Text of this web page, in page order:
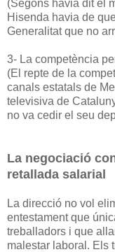
(Segons havia dit el
Hisenda havia de
Generalitat que no
3- La competència
(El repte de la
canals estatals de
televisiva de
no va cedir el seu
La negociació
retallada salarial
La direcció no vol
entestament que
treballadors i que
malestar laboral. Els